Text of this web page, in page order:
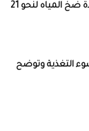
تأهيل محطة مياه مراط بدير الزور لإعادة ضخ المياه لنحو 21
التغذية وتوضح